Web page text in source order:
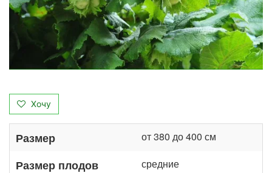
Хочу
Размер от 380 до 400 см
Размер плодов средние